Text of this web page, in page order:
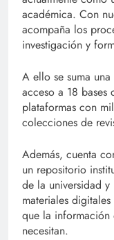
académica. Con
acompaña los
investigación y
A ello se suma
acceso a 18
plataformas con
colecciones de
Además, cuenta
un repositorio
de la universidad
materiales
que la información
necesitan.